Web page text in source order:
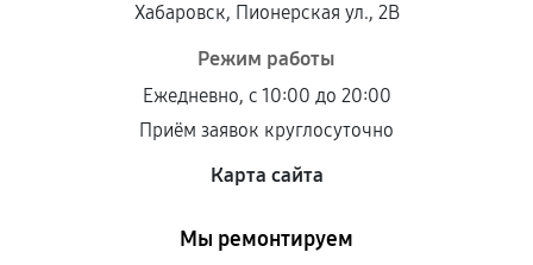
Хабаровск, Пионерская ул., 2В
Режим работы
Ежедневно, с 10:00 до 20:00
Приём заявок круглосуточно
Карта сайта
Мы ремонтируем